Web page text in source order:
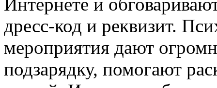
дресс-код и реквизит.
мероприятия дают
подзарядку, помогают